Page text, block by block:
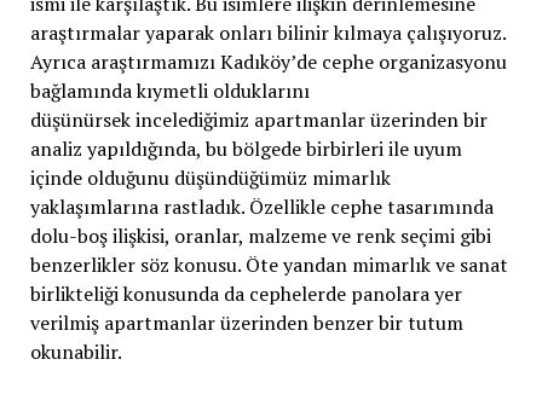
araştırmalar yaparak onları bilinir kılmaya çalışıyoruz.
Ayrıca araştırmamızı Kadıköy’de cephe organizasyonu
bağlamında kıymetli olduklarını
düşünürsek incelediğimiz apartmanlar üzerinden bir
analiz yapıldığında, bu bölgede birbirleri ile uyum
içinde olduğunu düşündüğümüz mimarlık
yaklaşımlarına rastladık. Özellikle cephe tasarımında
dolu-boş ilişkisi, oranlar, malzeme ve renk seçimi gibi
benzerlikler söz konusu. Öte yandan mimarlık ve sanat
birlikteliği konusunda da cephelerde panolara yer
verilmiş apartmanlar üzerinden benzer bir tutum
okunabilir.